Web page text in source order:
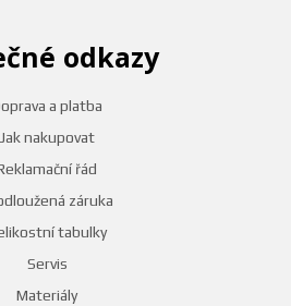
odkazy
a platba
Jak nakupovat
řád
záruka
tabulky
Servis
Materiály